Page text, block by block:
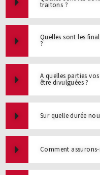
traitons ?
Quelles sont les
?
A quelles parties
être divulguées ?
Sur quelle durée
Comment